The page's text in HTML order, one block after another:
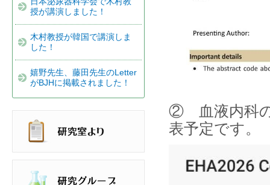
② 血液内科の
表予定です。
授が講演しました！
木村教授が韓国で講演しま
した！
嬉野先生、藤田先生のLetter
がBJHに掲載されました！